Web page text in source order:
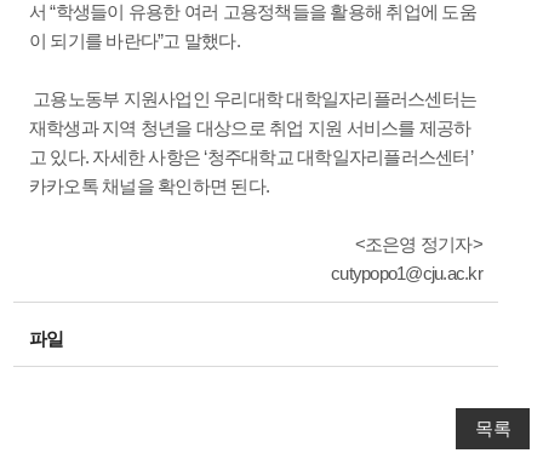
서 “학생들이 유용한 여러 고용정책들을 활용해 취업에 도움
이 되기를 바란다”고 말했다.
고용노동부 지원사업인 우리대학 대학일자리플러스센터는
재학생과 지역 청년을 대상으로 취업 지원 서비스를 제공하
고 있다. 자세한 사항은 ‘청주대학교 대학일자리플러스센터’
카카오톡 채널을 확인하면 된다.
<조은영 정기자>
cutypopo1@cju.ac.kr
파일
목록